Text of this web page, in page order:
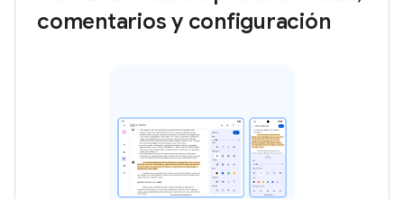
comentarios y configuración